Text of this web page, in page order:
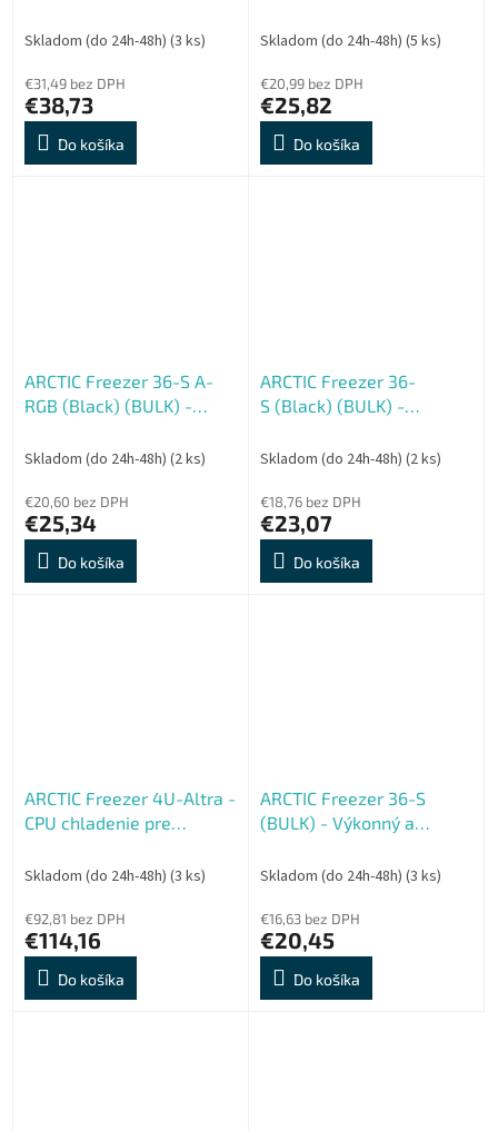
Skladom (do 24h-48h) (3 ks)
€31,49 bez DPH
€38,73
Do košíka
chladič CPU s úchvatným
Skladom (do 24h-48h) (5 ks)
€20,99 bez DPH
€25,82
Do košíka
ARCTIC Freezer 36-S A-
RGB (Black) (BULK) -
vežový chladič CPU s
Skladom (do 24h-48h) (2 ks)
€20,60 bez DPH
€25,34
Do košíka
ARCTIC Freezer 36-
S (Black) (BULK) -
celočierny vežový chladič
Skladom (do 24h-48h) (2 ks)
€18,76 bez DPH
€23,07
Do košíka
ARCTIC Freezer 4U-Altra -
CPU chladenie pre
kompatibilné s
case
Skladom (do 24h-48h) (3 ks)
€92,81 bez DPH
€114,16
Do košíka
ARCTIC Freezer 36-S
(BULK) - Výkonný a
chladič CPU
Skladom (do 24h-48h) (3 ks)
€16,63 bez DPH
€20,45
Do košíka